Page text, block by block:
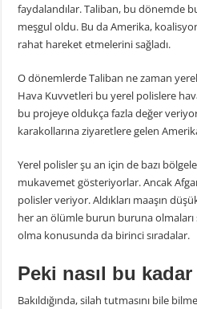
faydalandılar. Taliban, bu dönemde
meşgul oldu. Bu da Amerika,
rahat hareket etmelerini sağladı.
O dönemlerde Taliban ne zaman
Hava Kuvvetleri bu yerel polislere
bu projeye oldukça fazla değer
karakollarına ziyaretlere gelen
Yerel polisler şu an için de bazı
mukavemet gösteriyorlar. Ancak
polisler veriyor. Aldıkları maaşın
her an ölümle burun buruna
olma konusunda da birinci sıradalar.
Peki nasıl bu
Bakıldığında, silah tutmasını bile